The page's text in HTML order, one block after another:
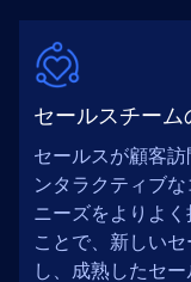
セールスチーム
セールスが顧客
ンタラクティブ
ニーズをよりよ
ことで、新しい
し、成熟したセ